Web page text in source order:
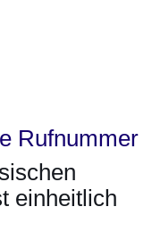
Rufnummer
einheitlich